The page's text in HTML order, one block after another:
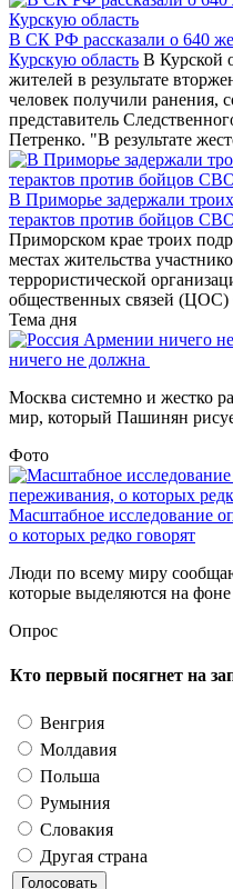
В СК РФ рассказали о 640
Курскую область В Курской
жителей в результате
человек получили ранения,
представитель
Петренко. "В результате
В Приморье задержали
терактов против бойцов
Приморском крае троих
местах жительства
террористической
общественных связей
Тема дня
ничего не должна
Москва системно и жестко
мир, который Пашинян
Фото
Масштабное исследование
о которых редко говорят
Люди по всему миру
которые выделяются на
Опрос
Кто первый посягнет на
Венгрия
Молдавия
Польша
Румыния
Словакия
Другая страна